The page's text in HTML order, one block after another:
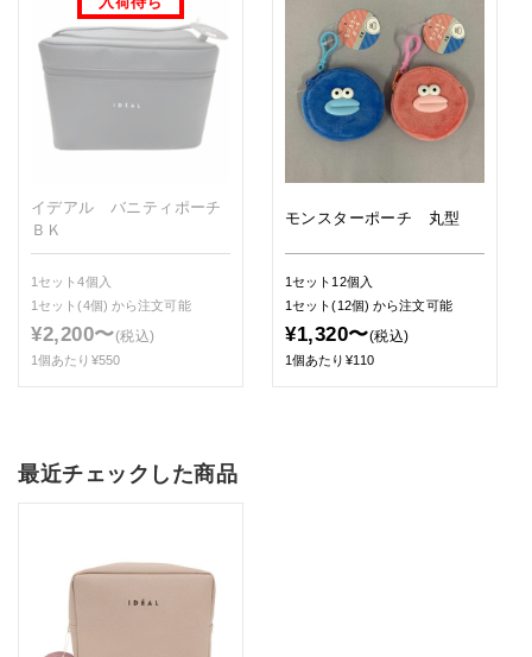
イデアル バニティポーチ
ＢＫ
1セット4個入
1セット(4個) から注文可能
¥2,200〜(税込)
1個あたり¥550
モンスターポーチ 丸型
1セット12個入
1セット(12個)から注文可能
¥1,320〜(税込)
1個あたり¥110
最近チェックした商品